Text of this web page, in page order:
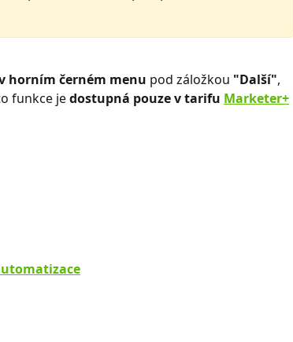
horním černém menu pod záložkou "Další",
funkce je dostupná pouze v tarifu Marketer+